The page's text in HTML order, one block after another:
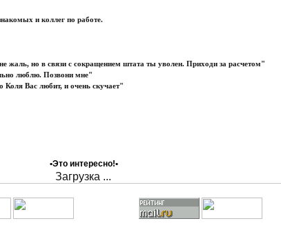
и коллег по работе.
жаль, но в связи с сокращением штата ты уволен. Приходи за расчетом"
люблю. Позвони мне"
Вас любит, и очень скучает"
•Это интересно!•
Загрузка ...